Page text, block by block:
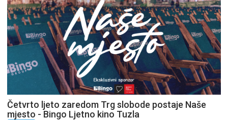
Četvrto ljeto zaredom Trg slobode postaje Naše
mjesto - Bingo Ljetno kino Tuzla